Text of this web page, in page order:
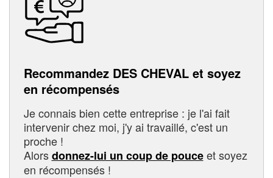
Recommandez DES CHEVAL et soyez
en récompensés
Je connais bien cette entreprise : je l'ai fait
intervenir chez moi, j'y ai travaillé, c'est un
proche !
Alorsdonnez-lui un coup de pouceet soyez
en récompensés !